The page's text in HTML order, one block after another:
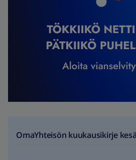
OmaYhteisön kuukausikirje